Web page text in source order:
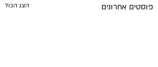
פוסטים אחרונים הצג הכול